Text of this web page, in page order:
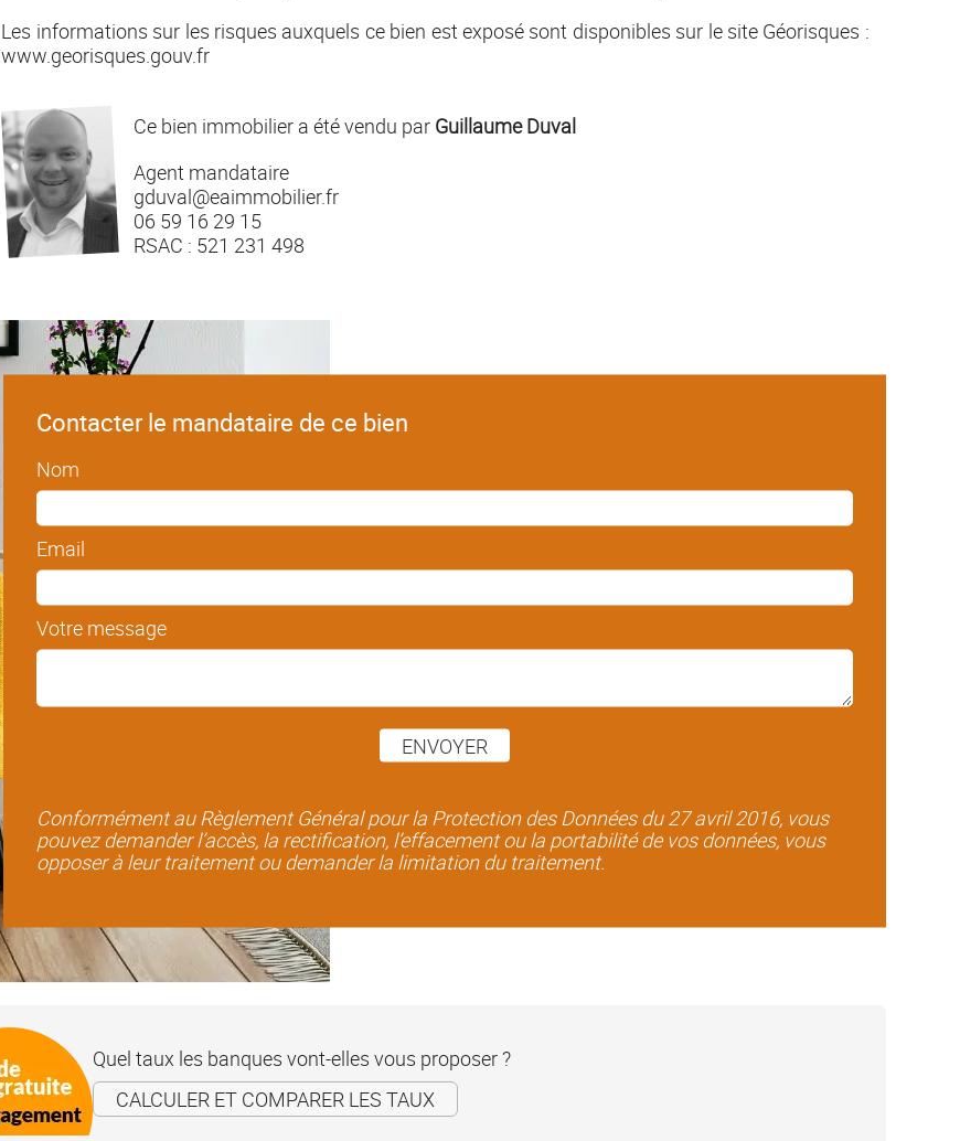
Les informations sur les risques auxquels ce bien est exposé sont disponibles sur le site Géorisques :
www.georisques.gouv.fr
Ce bien immobilier a été vendu par Guillaume Duval
Agent mandataire
gduval@eaimmobilier.fr
06 59 16 29 15
RSAC : 521 231 498
Contacter le mandataire de ce bien
Nom
Email
Votre message
ENVOYER
Conformément au Règlement Général pour la Protection des Données du 27 avril 2016, vous
pouvez demander l’accès, la rectification, l’effacement ou la portabilité de vos données, vous
opposer à leur traitement ou demander la limitation du traitement.
Quel taux les banques vont-elles vous proposer ?
CALCULER ET COMPARER LES TAUX